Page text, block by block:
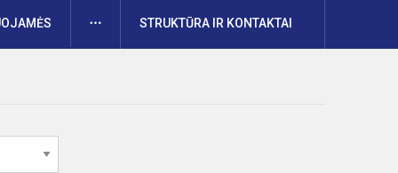
DAUGIAUSTRUKTŪRA IR KONTAKTAI